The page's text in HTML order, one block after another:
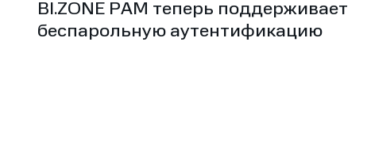
BI.ZONE PAM теперь поддерживает
беспарольную аутентификацию